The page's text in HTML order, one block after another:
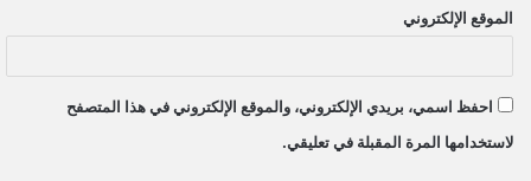
الموقع الإلكتروني
احفظ اسمي، بريدي الإلكتروني، والموقع الإلكتروني في هذا المتصفح
لاستخدامها المرة المقبلة في تعليقي.